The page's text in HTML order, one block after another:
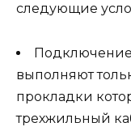
следующие
выполняют
прокладки
трехжильный